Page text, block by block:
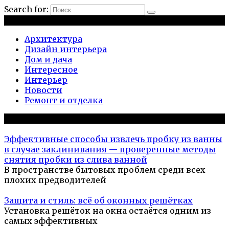
Search for:
Архитектура
Дизайн интерьера
Дом и дача
Интересное
Интерьер
Новости
Ремонт и отделка
Эффективные способы извлечь пробку из ванны
в случае заклинивания — проверенные методы
снятия пробки из слива ванной
В пространстве бытовых проблем среди всех
плохих предводителей
Защита и стиль: всё об оконных решётках
Установка решёток на окна остаётся одним из
самых эффективных